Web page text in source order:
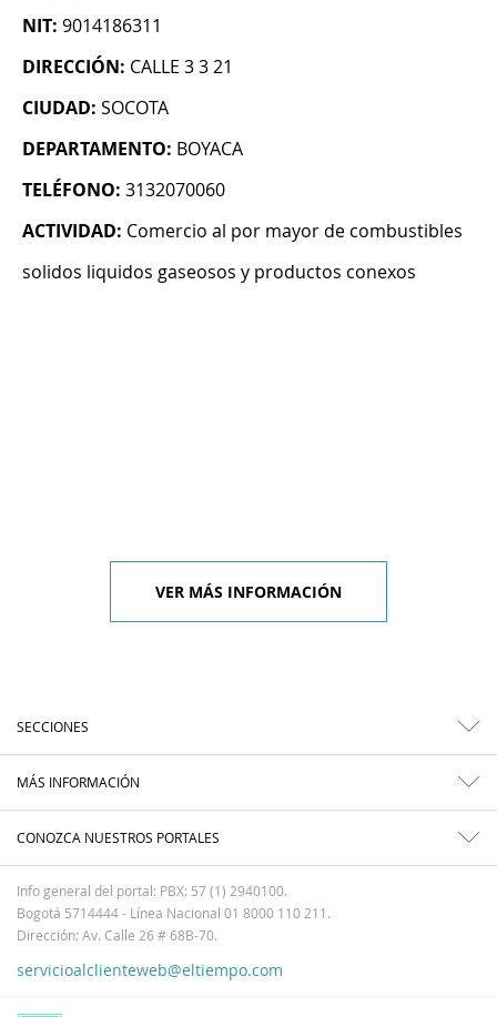
NIT: 9014186311
DIRECCIÓN: CALLE 3 3 21
CIUDAD: SOCOTA
DEPARTAMENTO: BOYACA
TELÉFONO: 3132070060
ACTIVIDAD: Comercio al por mayor de combustibles
solidos liquidos gaseosos y productos conexos
VER MÁS INFORMACIÓN
SECCIONES
MÁS INFORMACIÓN
CONOZCA NUESTROS PORTALES
Info general del portal: PBX: 57 (1) 2940100.
Bogotá 5714444 - Línea Nacional 01 8000 110 211.
Dirección: Av. Calle 26 # 68B-70.
servicioalclienteweb@eltiempo.com